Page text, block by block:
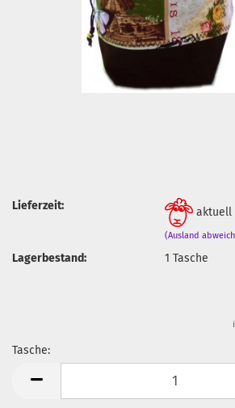
Lieferzeit: aktuell
(Ausland
Lagerbestand: 1Tasche
Tasche: